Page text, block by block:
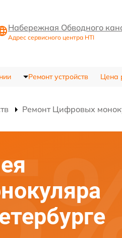
Набережная Обводного
Адрес сервисного центра HTI
Ремонт устройств Цена
Ремонт Цифровых